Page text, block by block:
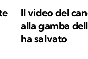
Il video del
alla gamba
ha salvato